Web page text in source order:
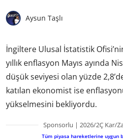
Aysun Taşlı
İngiltere Ulusal İstatistik
yıllık enflasyon Mayıs ayında
düşük seviyesi olan yüzde
katılan ekonomist ise
yükselmesini bekliyordu.
Sponsorlu | 2026/2Ç Kar/
Tüm piyasa hareketlerine uygun